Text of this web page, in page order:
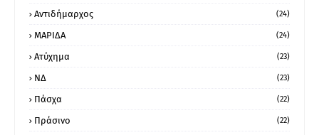
Αντιδήμαρχος (24)
ΜΑΡΙΔΑ (24)
Ατύχημα (23)
ΝΔ (23)
Πάσχα (22)
Πράσινο (22)